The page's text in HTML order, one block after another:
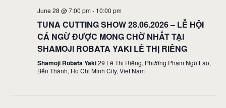
June 28 @ 7:00 pm- 10:00 pm
TUNA CUTTING SHOW 28.06.2026 – LỄ HỘI
CÁ NGỪ ĐƯỢC MONG CHỜ NHẤT TẠI
SHAMOJI ROBATA YAKI LÊ THỊ RIÊNG
Shamoji Robata Yaki29 Lê Thị Riêng, Phường Phạm Ngũ Lão,
Bến Thành, Ho Chi Minh City, Viet Nam